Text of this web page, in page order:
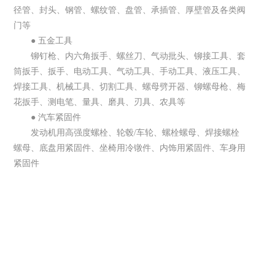
径管、封头、钢管、螺纹管、盘管、承插管、厚壁管及各类阀
门等
● 五金工具
铆钉枪、内六角扳手、螺丝刀、气动批头、铆接工具、套
筒扳手、扳手、电动工具、气动工具、手动工具、液压工具、
焊接工具、机械工具、切割工具、螺母劈开器、铆螺母枪、梅
花扳手、测电笔、量具、磨具、刃具、农具等
● 汽车紧固件
发动机用高强度螺栓、轮毂/车轮、螺栓螺母、焊接螺栓
螺母、底盘用紧固件、坐椅用冷镦件、内饰用紧固件、车身用
紧固件